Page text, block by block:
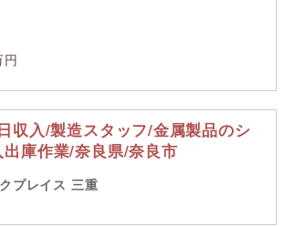
収入/製造スタッフ/金属製品のシ
庫作業/奈良県/奈良市
プレイス 三重